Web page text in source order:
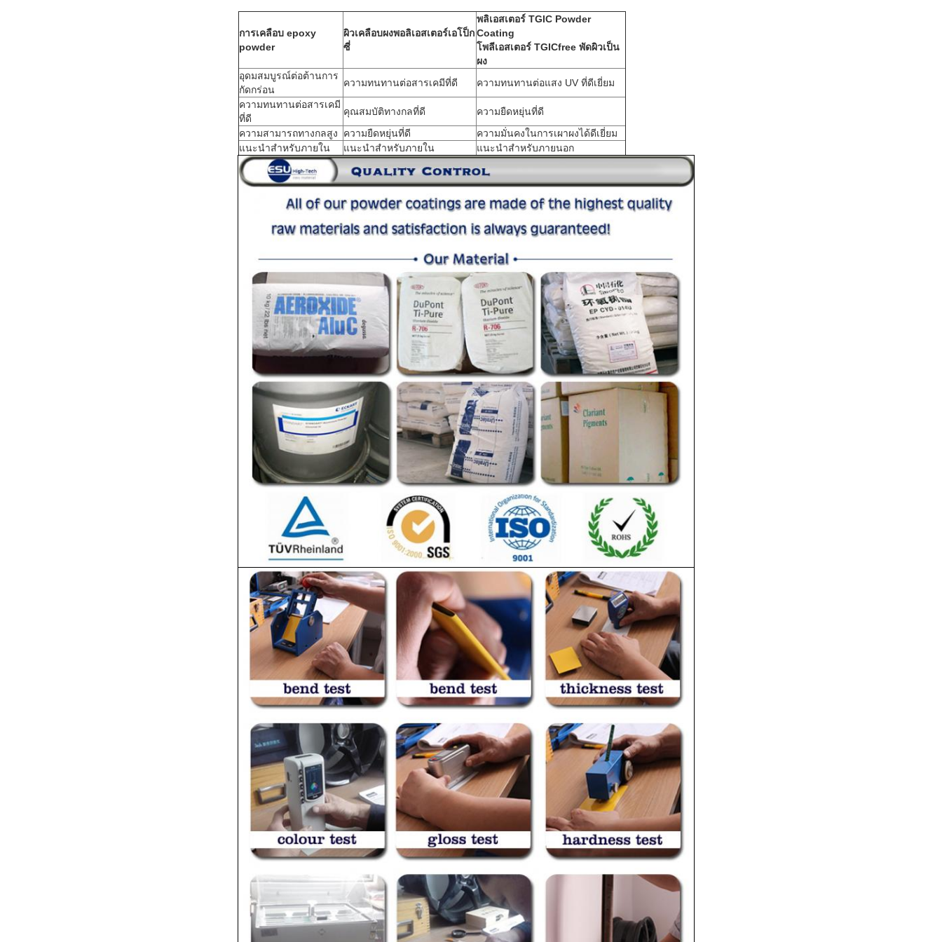
การเคลือบ epoxy
powder
ผิวเคลือบผงพอลิเอสเตอร์เอโป็ก
ซี่
พลิเอสเตอร์ TGIC Powder
Coating
โพลีเอสเตอร์ TGICfree พัดผิวเป็น
ผง
อุดมสมบูรณ์ต่อต้านการ
กัดกร่อน
ความทนทานต่อสารเคมีที่ดี
ความทนทานต่อแสง UV ที่ดีเยี่ยม
ความทนทานต่อสารเคมี
ที่ดี
คุณสมบัติทางกลที่ดี
ความยืดหยุ่นที่ดี
ความสามารถทางกลสูง
ความยืดหยุ่นที่ดี
ความมั่นคงในการเผาผงได้ดีเยี่ยม
แนะนําสําหรับภายใน
แนะนําสําหรับภายใน แนะนําสําหรับภายนอก